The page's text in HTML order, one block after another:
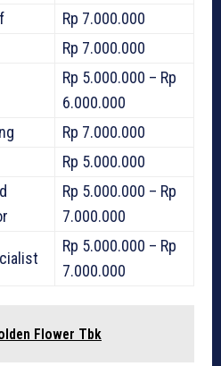
Rp 7.000.000
Rp 7.000.000
Rp 5.000.000 – Rp
6.000.000
Rp 7.000.000
Rp 5.000.000
Rp 5.000.000 – Rp
7.000.000
Rp 5.000.000 – Rp
7.000.000
Flower Tbk